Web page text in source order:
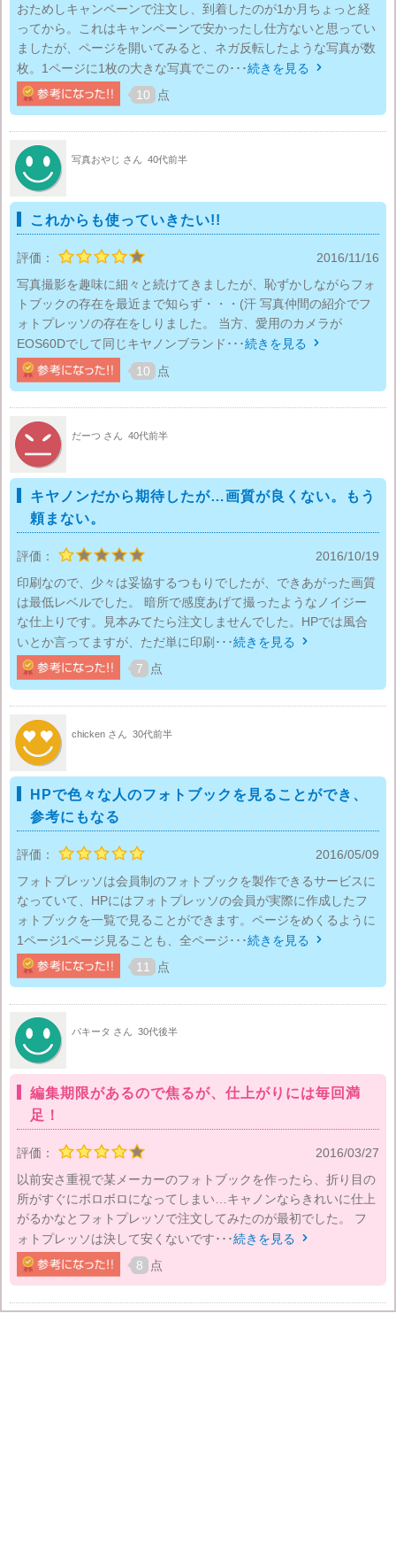
おためしキャンペーンで注文し、到着したのが1か月ちょっと経
ってから。これはキャンペーンで安かったし仕方ないと思ってい
ましたが、ページを開いてみると、ネガ反転したような写真が数
枚。1ページに1枚の大きな写真でこの･･･続きを見る 
10 点
写真おやじ さん 40代前半
これからも使っていきたい!!
評価：
2016/11/16
写真撮影を趣味に細々と続けてきましたが、恥ずかしながらフォ
トブックの存在を最近まで知らず・・・(汗 写真仲間の紹介でフ
ォトプレッソの存在をしりました。 当方、愛用のカメラが
EOS60Dでして同じキヤノンブランド･･･続きを見る 
10 点
だーつ さん 40代前半
キヤノンだから期待したが…画質が良くない。もう
頼まない。
評価：
2016/10/19
印刷なので、少々は妥協するつもりでしたが、できあがった画質
は最低レベルでした。 暗所で感度あげて撮ったようなノイジー
な仕上りです。見本みてたら注文しませんでした。HPでは風合
いとか言ってますが、ただ単に印刷･･･続きを見る 
7 点
chicken さん 30代前半
HPで色々な人のフォトブックを見ることができ、
参考にもなる
評価：
2016/05/09
フォトプレッソは会員制のフォトブックを製作できるサービスに
なっていて、HPにはフォトプレッソの会員が実際に作成したフ
ォトブックを一覧で見ることができます。ページをめくるように
1ページ1ページ見ることも、全ページ･･･続きを見る 
11 点
パキータ さん 30代後半
編集期限があるので焦るが、仕上がりには毎回満
足！
評価：
2016/03/27
以前安さ重視で某メーカーのフォトブックを作ったら、折り目の
所がすぐにボロボロになってしまい…キャノンならきれいに仕上
がるかなとフォトプレッソで注文してみたのが最初でした。 フ
ォトプレッソは決して安くないです･･･続きを見る 
8 点